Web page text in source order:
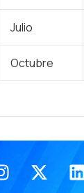
Julio
Octubre
Instagram
X-